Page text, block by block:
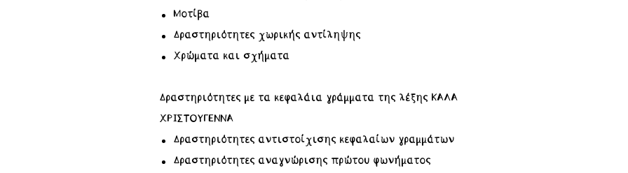
Μοτίβα
Δραστηριότητες χωρικής αντίληψης
Χρώματα και σχήματα
Δραστηριότητες με τα κεφαλάια γράμματα της λέξης ΚΑΛΑ
ΧΡΙΣΤΟΥΓΕΝΝΑ
Δραστηριότητες αντιστοίχισης κεφαλαίων γραμμάτων
Δραστηριότητες αναγνώρισης πρώτου φωνήματος